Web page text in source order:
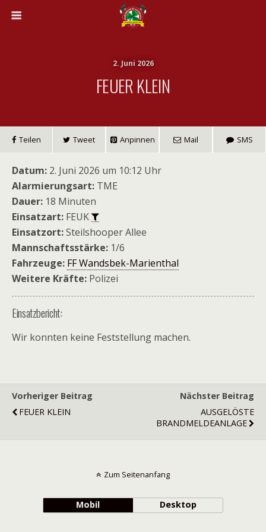
2. Juni 2026
FEUER KLEIN
Teilen Tweet Anpinnen Mail SMS
Datum: 2. Juni 2026 um 10:12 Uhr
Alarmierungsart: TME
Dauer: 18 Minuten
Einsatzart: FEUK
Einsatzort:Steilshooper Allee
Mannschaftsstärke: 1/6
Fahrzeuge: FF Wandsbek-Marienthal
Weitere Kräfte: Polizei
Einsatzbericht:
Wir konnten keine Feststellung machen.
Vorheriger Beitrag
FEUER KLEIN
Nächster Beitrag
AUSGELÖSTE
BRANDMELDEANLAGE
Zum Seitenanfang
Mobil Desktop